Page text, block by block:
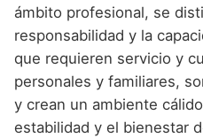
ámbito profesional, se
responsabilidad y la
que requieren servicio y
personales y familiares,
y crean un ambiente
estabilidad y el bienestar